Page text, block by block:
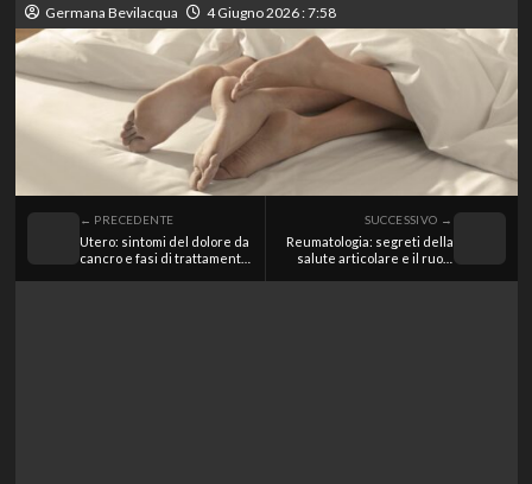
Germana Bevilacqua 4 Giugno 2026 : 7:58
← PRECEDENTE
Utero: sintomi del dolore da
cancro e fasi di trattamento
SUCCESSIVO →
Reumatologia: segreti della
salute articolare e il ruolo